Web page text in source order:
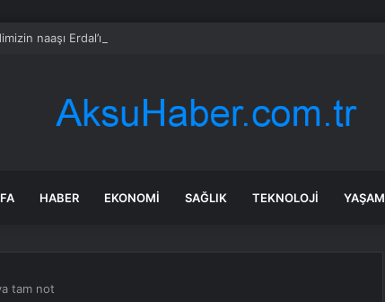
naaşı Erdal’ın siperi oldu
HABER EKONOMI SAĞLIK TEKNOLOJI YAŞAM
tam not